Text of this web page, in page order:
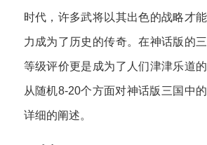
时代，许多武将以其出色的战略才
力成为了历史的传奇。在神话版的
等级评价更是成为了人们津津乐道
从随机8-20个方面对神话版三国中
详细的阐述。